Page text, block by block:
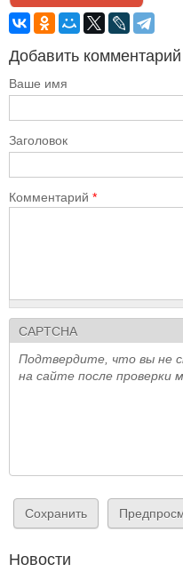
Добавить комментарий
Ваше имя
Заголовок
Комментарий *
CAPTCHA
Подтвердите, что вы не
на сайте после проверки
Новости